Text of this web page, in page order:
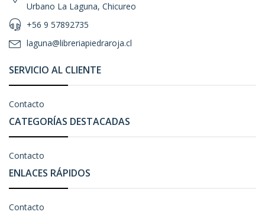
Urbano La Laguna, Chicureo
+56 9 57892735
laguna@libreriapiedraroja.cl
SERVICIO AL CLIENTE
Contacto
CATEGORÍAS DESTACADAS
Contacto
ENLACES RÁPIDOS
Contacto